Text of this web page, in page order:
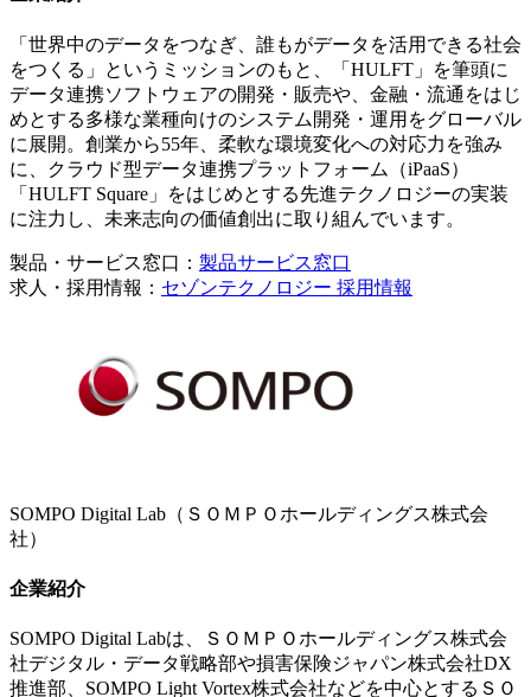
「世界中のデータをつなぎ、誰もがデータを活用できる社会
をつくる」というミッションのもと、「HULFT」を筆頭に
データ連携ソフトウェアの開発・販売や、金融・流通をはじ
めとする多様な業種向けのシステム開発・運用をグローバル
に展開。創業から55年、柔軟な環境変化への対応力を強み
に、クラウド型データ連携プラットフォーム（iPaaS）
「HULFT Square」をはじめとする先進テクノロジーの実装
に注力し、未来志向の価値創出に取り組んでいます。
製品・サービス窓口： 製品サービス窓口
求人・採用情報： セゾンテクノロジー 採用情報
SOMPO Digital Lab（ＳＯＭＰＯホールディングス株式会
社）
企業紹介
SOMPO Digital Labは、ＳＯＭＰＯホールディングス株式会
社デジタル・データ戦略部や損害保険ジャパン株式会社DX
推進部、SOMPO Light Vortex株式会社などを中心とするＳＯ